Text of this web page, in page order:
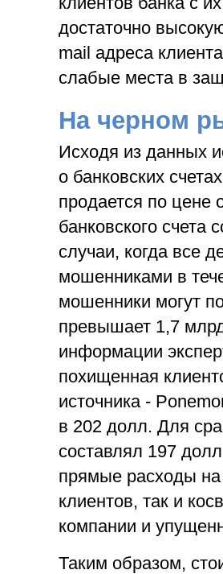
достаточно
mail адреса
слабые места в
На черном
Исходя из данных
о банковских
продается по цене
банковского счета
случаи, когда все
мошенниками в
мошенники могут
превышает 1,7
информации
похищенная
источника -
в 202 долл. Для
составлял 197
прямые расходы
клиентов, так и
компании и
Таким образом,